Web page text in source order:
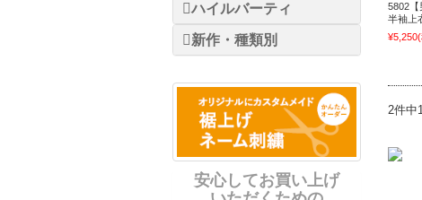
5802【
半袖上
¥5,250
2件中
ハイルバーティ
新作・種類別
安心してお買い上げ